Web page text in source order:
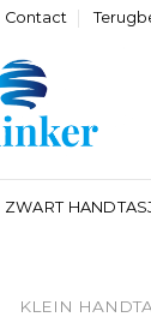
Contact
ZWART
KLEIN